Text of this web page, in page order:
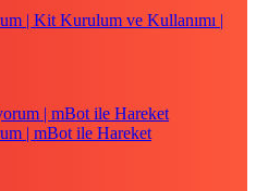
| Kit Kurulum ve Kullanımı |
| mBot ile Hareket